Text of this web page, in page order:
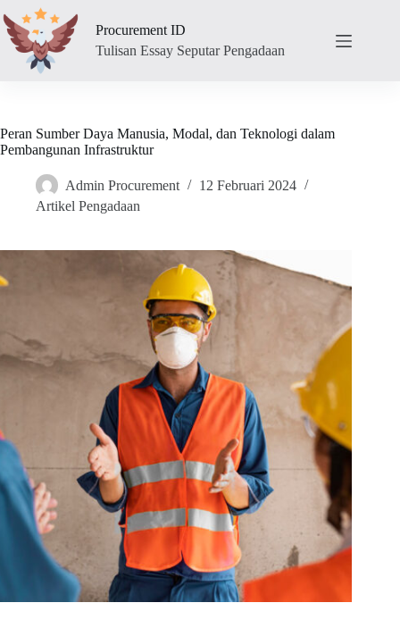
to
content
Procurement ID
Tulisan Essay Seputar Pengadaan
Peran Sumber Daya Manusia, Modal, dan Teknologi dalam
Pembangunan Infrastruktur
Admin Procurement
12 Februari 2024
Artikel Pengadaan